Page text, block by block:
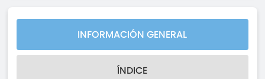
INFORMACIÓN GENERAL
ÍNDICE